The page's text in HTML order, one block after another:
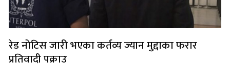
रेड नोटिस जारी भएका कर्तव्य ज्यान मुद्दाका फरार
प्रतिवादी पक्राउ